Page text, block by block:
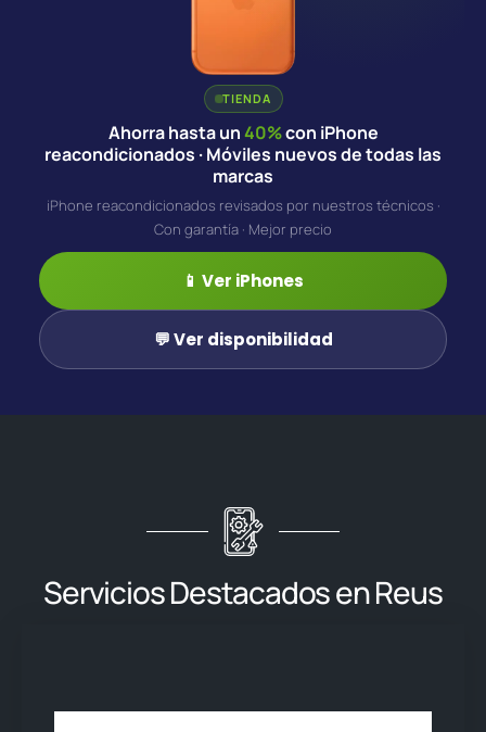
TIENDA
Ahorra hasta un40%con iPhone
reacondicionados · Móviles nuevos de todas las
marcas
iPhone reacondicionados revisados por nuestros técnicos ·
Con garantía · Mejor precio
📱 Ver iPhones
💬 Ver disponibilidad
Servicios Destacados en Reus